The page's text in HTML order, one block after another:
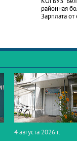
районная
Зарплата
4 августа 2026 г.